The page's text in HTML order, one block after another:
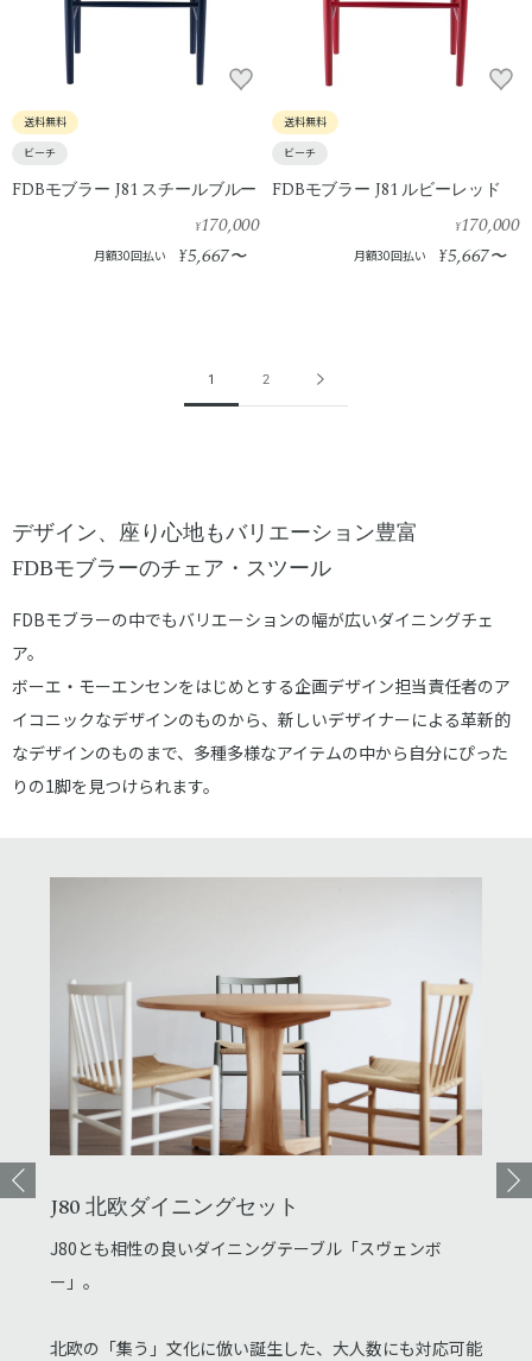
送料無料
ビーチ
FDBモブラー J81 スチールブルー
¥170,000
月額30回払い ¥5,667〜
送料無料
ビーチ
FDBモブラー J81 ルビーレッド
¥170,000
月額30回払い ¥5,667〜
1 2
デザイン、座り心地もバリエーション豊富
FDBモブラーのチェア・スツール
FDBモブラーの中でもバリエーションの幅が広いダイニングチェ
ア。
ボーエ・モーエンセンをはじめとする企画デザイン担当責任者のア
イコニックなデザインのものから、新しいデザイナーによる革新的
なデザインのものまで、多種多様なアイテムの中から自分にぴった
りの1脚を見つけられます。
く J80 北欧ダイニングセット
J80とも相性の良いダイニングテーブル「スヴェンボ
ー」。
北欧の「集う」文化に倣い誕生した、大人数にも対応可能
ペ